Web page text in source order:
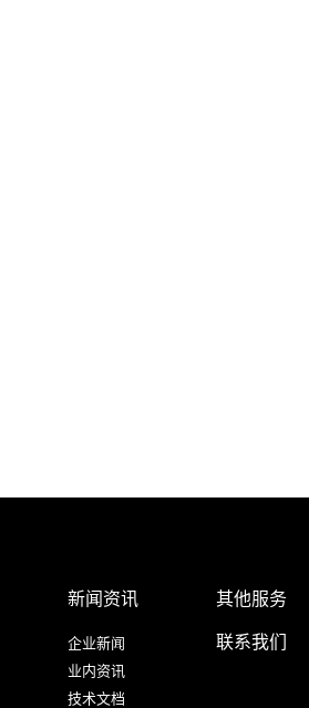
新闻资讯
企业新闻
业内资讯
技术文档
其他服务
联系我们